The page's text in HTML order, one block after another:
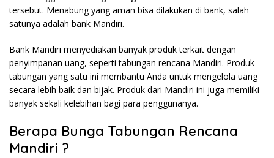
tersebut. Menabung yang aman bisa dilakukan di bank, salah
satunya adalah bank Mandiri.
Bank Mandiri menyediakan banyak produk terkait dengan
penyimpanan uang, seperti tabungan rencana Mandiri. Produk
tabungan yang satu ini membantu Anda untuk mengelola uang
secara lebih baik dan bijak. Produk dari Mandiri ini juga memiliki
banyak sekali kelebihan bagi para penggunanya.
Berapa Bunga Tabungan Rencana
Mandiri ?